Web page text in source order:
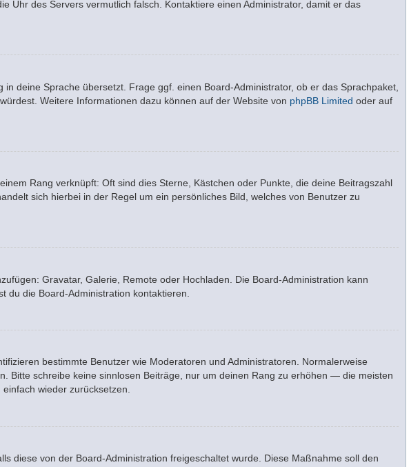
Uhr des Servers vermutlich falsch. Kontaktiere einen Administrator, damit er das
deine Sprache übersetzt. Frage ggf. einen Board-Administrator, ob er das Sprachpaket,
Weitere Informationen dazu können auf der Website von phpBB Limited oder auf
Rang verknüpft: Oft sind dies Sterne, Kästchen oder Punkte, die deine Beitragszahl
sich hierbei in der Regel um ein persönliches Bild, welches von Benutzer zu
Gravatar, Galerie, Remote oder Hochladen. Die Board-Administration kann
du die Board-Administration kontaktieren.
bestimmte Benutzer wie Moderatoren und Administratoren. Normalerweise
Bitte schreibe keine sinnlosen Beiträge, nur um deinen Rang zu erhöhen — die meisten
wieder zurücksetzen.
diese von der Board-Administration freigeschaltet wurde. Diese Maßnahme soll den